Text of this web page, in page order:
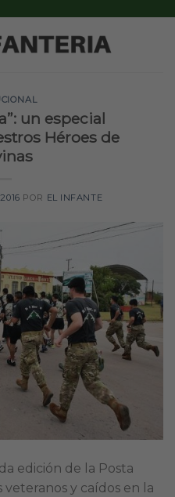
un especial
Héroes de
POR EL INFANTE
edición de la Posta
veteranos y caídos en la